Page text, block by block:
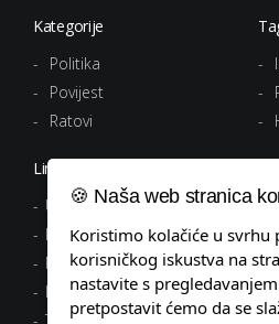
Kategorije
Politika
Povijest
Ratovi
Linkovi
Uvjeti korištenja
Politika privatnosti
Pravila o kolačićima
Impressum
Tagovi
🍪 Naša web stranica
Koristimo kolačiće u svrhu
korisničkog iskustva na
nastavite s
pretpostavit ćemo da se